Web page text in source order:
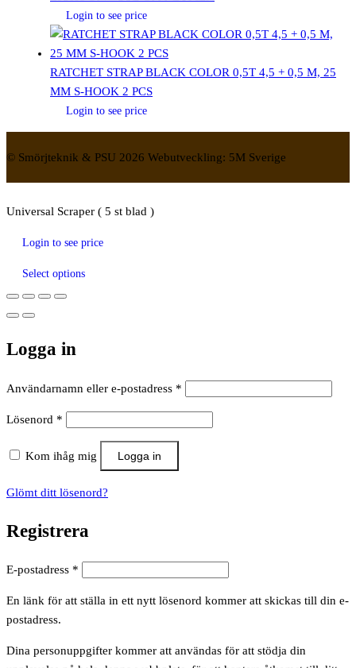
Login to see price
RATCHET STRAP BLACK COLOR 0,5T 4,5 + 0,5 M, 25
MM S-HOOK 2 PCS
Login to see price
© Smörjteknik & PSU 2026 Webutveckling: 5M Sverige
Universal Scraper ( 5 st blad )
Login to see price
Select options
Logga in
Användarnamn eller e-postadress *
Lösenord *
Kom ihåg mig Logga in
Glömt ditt lösenord?
Registrera
E-postadress *
En länk för att ställa in ett nytt lösenord kommer att skickas till din e-
postadress.
Dina personuppgifter kommer att användas för att stödja din